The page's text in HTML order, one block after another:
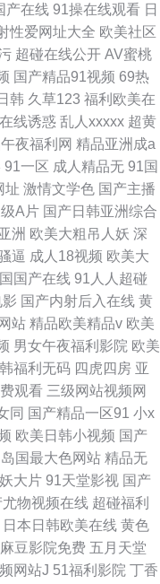
产在线 91操在线观看 日
性爱网址大全 欧美社区
超碰在线公开 AV蜜桃
国产精品91视频 69热
韩 久草123 福利欧美在
线诱惑 乱人xxxxx 超黄
夜福利网 精品亚洲成a
91一区 成人精品无 91国
址 激情文学色 国产主播
A片 国产日韩亚洲综合
洲 欧美大粗吊人妖 深
逼 成人18视频 欧美大
国产在线 91人人超碰
国产内射后入在线 黄
站 精品欧美精品v 欧美
男女午夜福利影院 欧美
福利无码 四虎四房 亚
观看 三级网站视频网
同 国产精品一区91 小x
欧美日韩小视频 国产
岛国最大色网站 精品无
大片 91天堂影视 国产
尤物视频在线 超碰福利
日本日韩欧美在线 黄色
麻豆影院免费 五月天堂
网站J 51福利影院 丁香